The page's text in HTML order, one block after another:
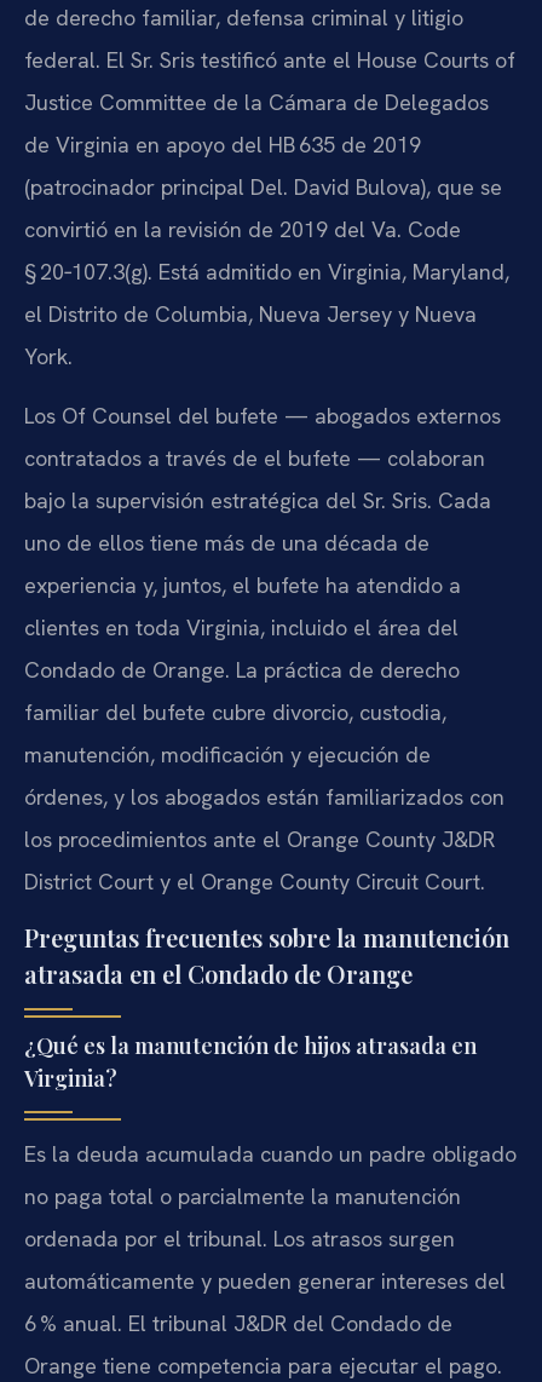
de derecho familiar, defensa criminal y litigio
federal. El Sr. Sris testificó ante el House Courts of
Justice Committee de la Cámara de Delegados
de Virginia en apoyo del HB 635 de 2019
(patrocinador principal Del. David Bulova), que se
convirtió en la revisión de 2019 del Va. Code
§ 20‑107.3(g). Está admitido en Virginia, Maryland,
el Distrito de Columbia, Nueva Jersey y Nueva
York.
Los Of Counsel del bufete — abogados externos
contratados a través de el bufete — colaboran
bajo la supervisión estratégica del Sr. Sris. Cada
uno de ellos tiene más de una década de
experiencia y, juntos, el bufete ha atendido a
clientes en toda Virginia, incluido el área del
Condado de Orange. La práctica de derecho
familiar del bufete cubre divorcio, custodia,
manutención, modificación y ejecución de
órdenes, y los abogados están familiarizados con
los procedimientos ante el Orange County J&DR
District Court y el Orange County Circuit Court.
Preguntas frecuentes sobre la manutención
atrasada en el Condado de Orange
¿Qué es la manutención de hijos atrasada en
Virginia?
Es la deuda acumulada cuando un padre obligado
no paga total o parcialmente la manutención
ordenada por el tribunal. Los atrasos surgen
automáticamente y pueden generar intereses del
6 % anual. El tribunal J&DR del Condado de
Orange tiene competencia para ejecutar el pago.